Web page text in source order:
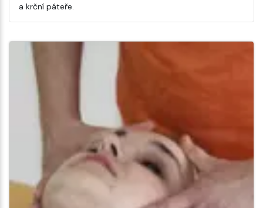
a krční páteře.